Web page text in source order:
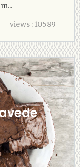
views : 10589